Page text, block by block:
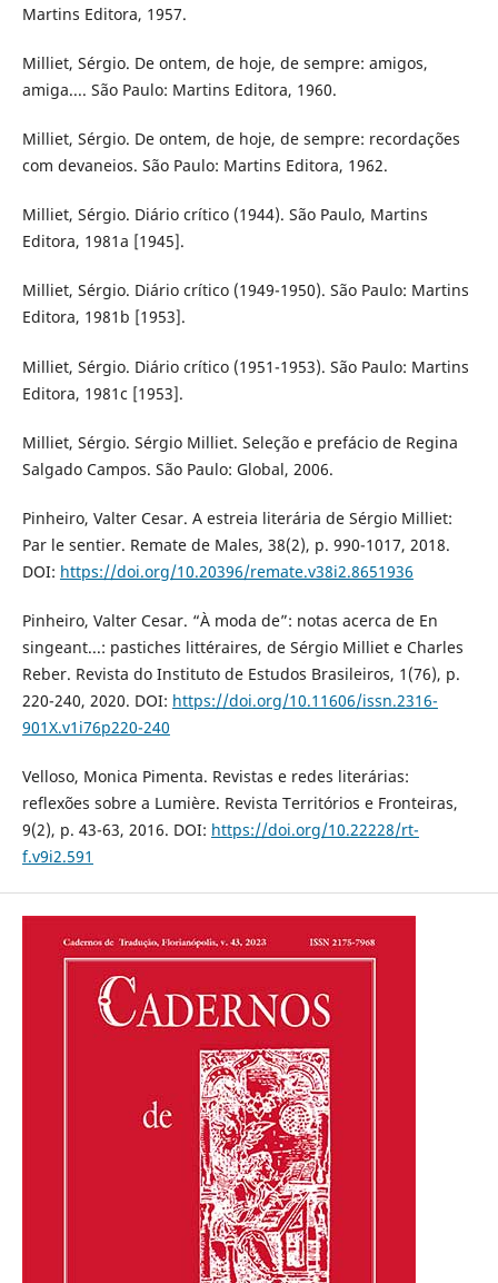
Martins Editora, 1957.
Milliet, Sérgio. De ontem, de hoje, de sempre: amigos,
amiga.... São Paulo: Martins Editora, 1960.
Milliet, Sérgio. De ontem, de hoje, de sempre: recordações
com devaneios. São Paulo: Martins Editora, 1962.
Milliet, Sérgio. Diário crítico (1944). São Paulo, Martins
Editora, 1981a [1945].
Milliet, Sérgio. Diário crítico (1949-1950). São Paulo: Martins
Editora, 1981b [1953].
Milliet, Sérgio. Diário crítico (1951-1953). São Paulo: Martins
Editora, 1981c [1953].
Milliet, Sérgio. Sérgio Milliet. Seleção e prefácio de Regina
Salgado Campos. São Paulo: Global, 2006.
Pinheiro, Valter Cesar. A estreia literária de Sérgio Milliet:
Par le sentier. Remate de Males, 38(2), p. 990-1017, 2018.
DOI: https://doi.org/10.20396/remate.v38i2.8651936
Pinheiro, Valter Cesar. “À moda de”: notas acerca de En
singeant...: pastiches littéraires, de Sérgio Milliet e Charles
Reber. Revista do Instituto de Estudos Brasileiros, 1(76), p.
220-240, 2020. DOI: https://doi.org/10.11606/issn.2316-
901X.v1i76p220-240
Velloso, Monica Pimenta. Revistas e redes literárias:
reflexões sobre a Lumière. Revista Territórios e Fronteiras,
9(2), p. 43-63, 2016. DOI: https://doi.org/10.22228/rt-
f.v9i2.591